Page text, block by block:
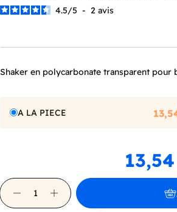
4.5/5 - 2 avis
Shaker en polycarbonate transparent pour
A LA PIECE